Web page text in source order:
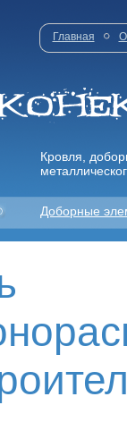
Главная О
Кровля,
Доборные